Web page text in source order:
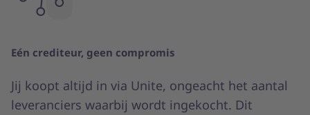
Eén crediteur, geen compromis
Jij koopt altijd in via Unite, ongeacht het aantal
leveranciers waarbij wordt ingekocht. Dit